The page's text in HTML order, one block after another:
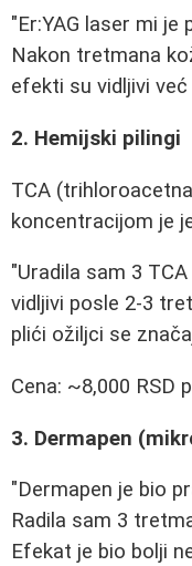
"Er:YAG laser mi
Nakon tretmana
efekti su vidljivi
2. Hemijski pilingi
TCA
koncentracijom je
"Uradila sam 3
vidljivi posle 2-3
plići ožiljci se
Cena: ~8,000 RSD
3. Dermapen
"Dermapen je bio
Radila sam 3
Efekat je bio bolji